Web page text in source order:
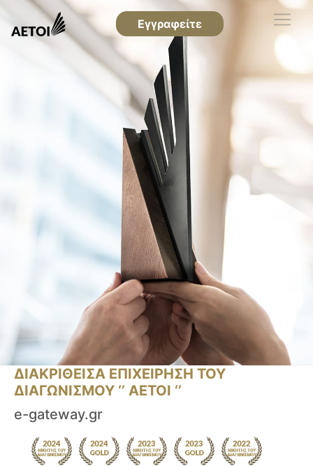
Εγγραφείτε
ΔΙΑΚΡΙΘΕΙΣΑ ΕΠΙΧΕΙΡΗΣΗ ΤΟΥ
ΔΙΑΓΩΝΙΣΜΟΥ ‘’ ΑΕΤΟΙ ‘’
e-gateway.gr